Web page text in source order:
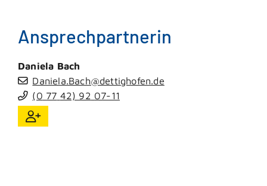
Ansprechpartnerin
Daniela Bach
Daniela.Bach@dettighofen.de
(0 77 42) 92 07-11